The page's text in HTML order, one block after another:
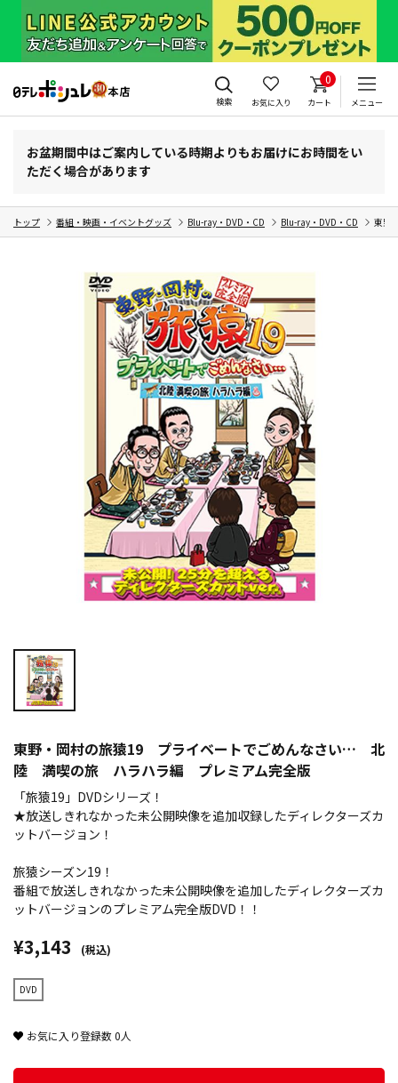
検索 お気に入り
0
カート メニュー
お盆期間中はご案内している時期よりもお届けにお時間をい
ただく場合があります
トップ 番組・映画・イベントグッズ Blu-ray・DVD・CD Blu-ray・DVD・CD 東野
東野・岡村の旅猿19 プライベートでごめんなさい… 北
陸 満喫の旅 ハラハラ編 プレミアム完全版
「旅猿19」DVDシリーズ！
★放送しきれなかった未公開映像を追加収録したディレクターズカ
ットバージョン！
旅猿シーズン19！
番組で放送しきれなかった未公開映像を追加したディレクターズカ
ットバージョンのプレミアム完全版DVD！！
¥3,143 (税込)
DVD
お気に入り登録数0人